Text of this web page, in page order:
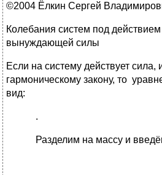
©2004 Ёлкин Сергей
Колебания систем под
вынуждающей силы
Если на систему действует
гармоническому закону, то
вид:
.
Разделим на массу и введём